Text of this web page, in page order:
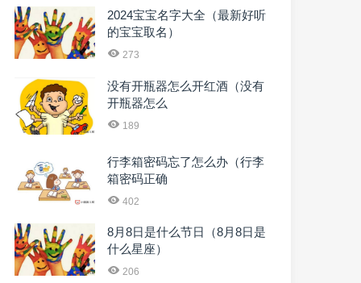
2024宝宝名字大全（最新好听
的宝宝取名）
273
没有开瓶器怎么开红酒（没有
开瓶器怎么
189
行李箱密码忘了怎么办（行李
箱密码正确
402
8月8日是什么节日（8月8日是
什么星座）
206